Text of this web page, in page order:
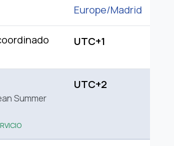
Europe/Madrid
UTC+1
Summer
UTC+2